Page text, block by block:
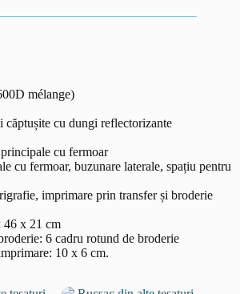
mélange)
căptușite cu dungi reflectorizante
cu fermoar
cu fermoar, buzunare laterale, spațiu pentru
imprimare prin transfer și broderie
46 x 21 cm
6 cadru rotund de broderie
10 x 6 cm.